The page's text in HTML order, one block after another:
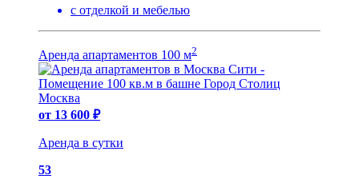
с отделкой и мебелью
Аренда апартаментов 100 м2
от 13 600 ₽
Аренда в сутки
53